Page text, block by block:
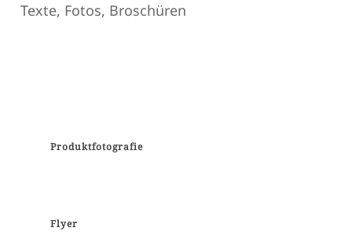
Texte, Fotos, Broschüren
Produktfotografie
Flyer